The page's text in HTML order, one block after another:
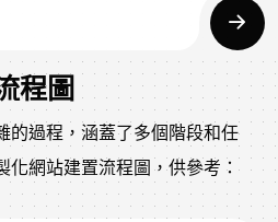
程圖
的過程，涵蓋了多個階段和任
網站建置流程圖，供參考：